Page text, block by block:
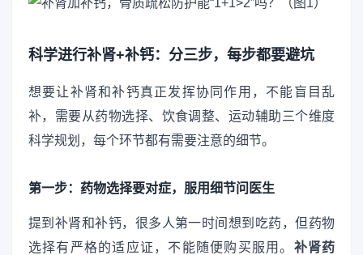
科学进行补肾+补钙：分三步，每步都要避坑
想要让补肾和补钙真正发挥协同作用，不能盲目乱
补，需要从药物选择、饮食调整、运动辅助三个维度
科学规划，每个环节都有需要注意的细节。
第一步：药物选择要对症，服用细节问医生
提到补肾和补钙，很多人第一时间想到吃药，但药物
选择有严格的适应证，不能随便购买服用。 补肾药